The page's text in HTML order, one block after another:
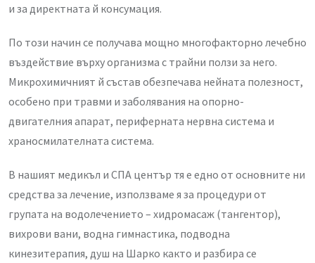
и за директната й консумация.
По този начин се получава мощно многофакторно лечебно
въздействие върху организма с трайни ползи за него.
Микрохимичният й състав обезпечава нейната полезност,
особено при травми и заболявания на опорно-
двигателния апарат, периферната нервна система и
храносмилателната система.
В нашият медикъл и СПА център тя е едно от основните ни
средства за лечение, използваме я за процедури от
групата на водолечението – хидромасаж (тангентор),
вихрови вани, водна гимнастика, подводна
кинезитерапия, душ на Шарко както и разбира се